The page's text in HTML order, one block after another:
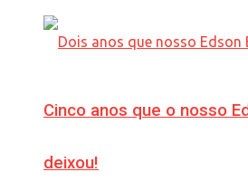
Cinco anos que o nosso
deixou!